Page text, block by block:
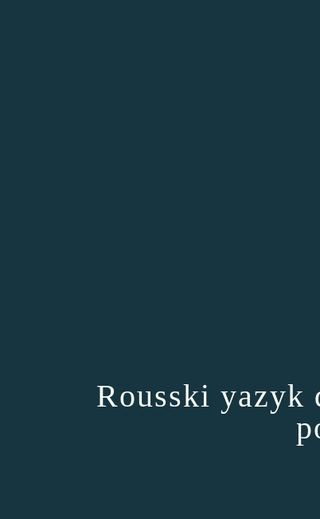
Rousski yazyk